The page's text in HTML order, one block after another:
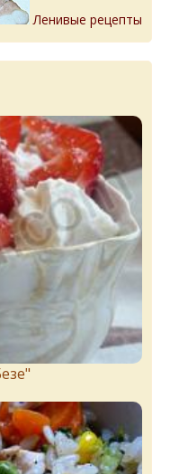
Ленивые рецепты